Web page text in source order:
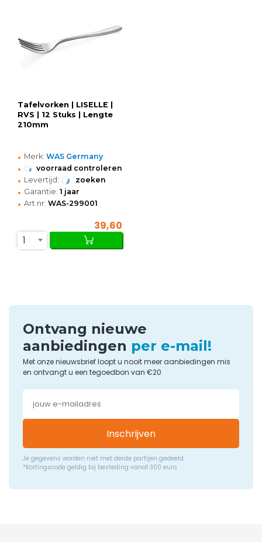
Tafelvorken | LISELLE |
RVS | 12 Stuks | Lengte
210mm
• Merk: WAS Germany
• voorraad controleren
• Levertijd: zoeken
• Garantie: 1 jaar
• Art.nr: WAS-299001
39,60
1
Ontvang nieuwe
aanbiedingen per e-mail!
Met onze nieuwsbrief loopt u nooit meer aanbiedingen mis
en ontvangt u een tegoedbon van €20
Inschrijven
Je gegevens worden niet met derde partijen gedeeld
*Kortingscode geldig bij besteding vanaf 300 euro